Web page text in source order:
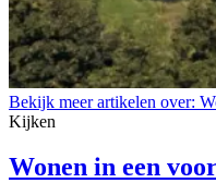
Bekijk meer artikelen over:
Kijken
Wonen in een